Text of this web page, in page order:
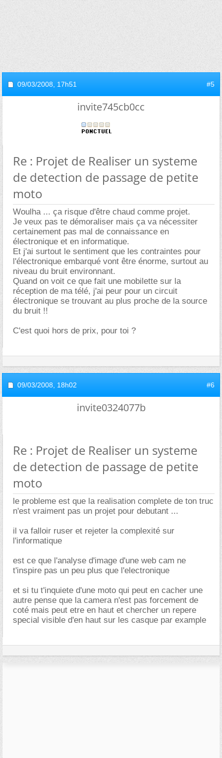
09/03/2008, 17h51 #5
invite745cb0cc
Re : Projet de Realiser un systeme
de detection de passage de petite
moto
Woulha ... ça risque d'être chaud comme projet.
Je veux pas te démoraliser mais ça va nécessiter
certainement pas mal de connaissance en
électronique et en informatique.
Et j'ai surtout le sentiment que les contraintes pour
l'électronique embarqué vont être énorme, surtout au
niveau du bruit environnant.
Quand on voit ce que fait une mobilette sur la
réception de ma télé, j'ai peur pour un circuit
électronique se trouvant au plus proche de la source
du bruit !!
C'est quoi hors de prix, pour toi ?
09/03/2008, 18h02 #6
invite0324077b
Re : Projet de Realiser un systeme
de detection de passage de petite
moto
le probleme est que la realisation complete de ton truc
n'est vraiment pas un projet pour debutant ...
il va falloir ruser et rejeter la complexité sur
l'informatique
est ce que l'analyse d'image d'une web cam ne
t'inspire pas un peu plus que l'electronique
et si tu t'inquiete d'une moto qui peut en cacher une
autre pense que la camera n'est pas forcement de
coté mais peut etre en haut et chercher un repere
special visible d'en haut sur les casque par example